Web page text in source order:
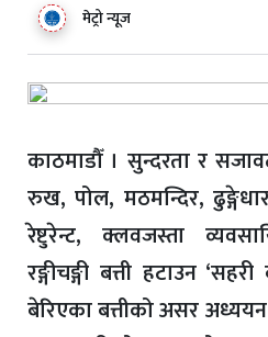
मेट्रो न्यूज
काठमाडौँ । सुन्दरता र
रुख, पोल, मठमन्दिर,
रेष्टुरेन्ट, क्लवजस्ता
रङ्गीचङ्गी बत्ती हटाउन
बेरिएका बत्तीको असर